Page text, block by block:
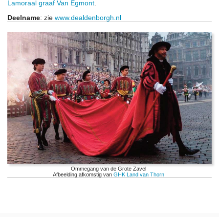
Lamoraal graaf Van Egmont
Deelname: zie www.dealdenborgh.nl
Ommegang van de Grote Zavel
Afbeelding afkomstig van GHK Land van Thorn